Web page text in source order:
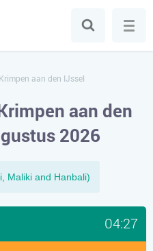
Krimpen aan den IJssel
aan den
2026
Maliki and Hanbali)
04:27